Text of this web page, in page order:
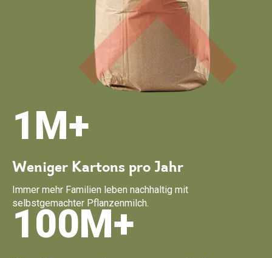
1M+
Weniger Kartons pro Jahr
Immer mehr Familien leben nachhaltig mit
selbstgemachter Pflanzenmilch.
100M+